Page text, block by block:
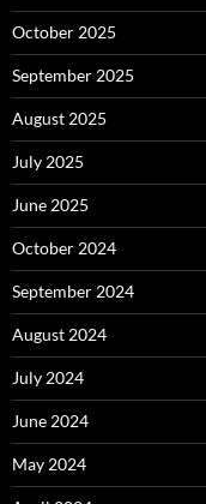
October 2025
September 2025
August 2025
July 2025
June 2025
October 2024
September 2024
August 2024
July 2024
June 2024
May 2024